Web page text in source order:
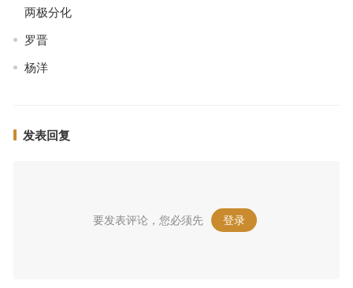
两极分化
罗晋
杨洋
发表回复
要发表评论，您必须先 登录 。